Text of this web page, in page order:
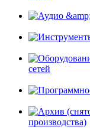
сетей
производства)